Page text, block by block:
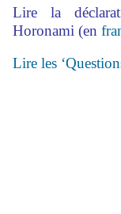
Lire la
Horonami (en
Lire les